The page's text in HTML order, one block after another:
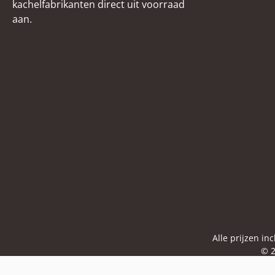
kachelfabrikanten direct uit voorraad
aan.
Alle prijzen
©